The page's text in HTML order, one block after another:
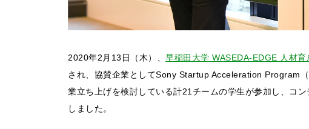
2020年2月13日（木）、 早稲田大学 WASEDA-EDGE 人材育
され、協賛企業としてSony Startup Acceleration Program
業立ち上げを検討している計21チームの学生が参加し、コ
しました。